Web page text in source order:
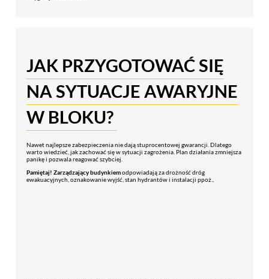
JAK PRZYGOTOWAĆ SIĘ
NA SYTUACJE AWARYJNE
W BLOKU?
Nawet najlepsze zabezpieczenia nie dają stuprocentowej gwarancji. Dlatego
warto wiedzieć, jak zachować się w sytuacji zagrożenia. Plan działania zmniejsza
panikę i pozwala reagować szybciej.
Pamiętaj! Zarządzający budynkiemodpowiadają za drożność dróg
ewakuacyjnych, oznakowanie wyjść, stan hydrantów i instalacji ppoż.,